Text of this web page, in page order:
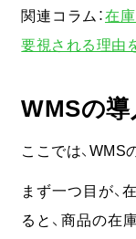
関連コラム：在
要視される理由
WMSの導
ここでは、WMS
まず一つ目が、
ると、商品の在